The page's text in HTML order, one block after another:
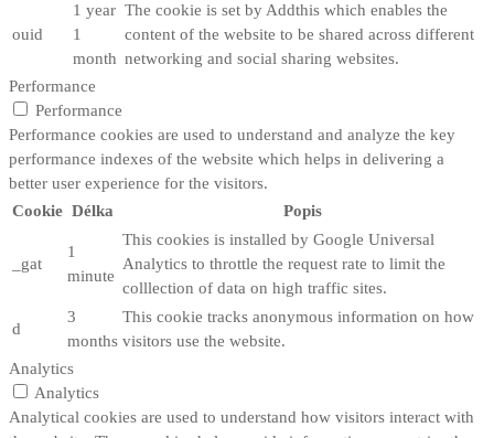
ouid
1 year
1
month
The cookie is set by Addthis which enables the
content of the website to be shared across different
networking and social sharing websites.
Performance
Performance
Performance cookies are used to understand and analyze the key
performance indexes of the website which helps in delivering a
better user experience for the visitors.
Cookie Délka Popis
_gat
1
minute
This cookies is installed by Google Universal
Analytics to throttle the request rate to limit the
colllection of data on high traffic sites.
d
3
months
This cookie tracks anonymous information on how
visitors use the website.
Analytics
Analytics
Analytical cookies are used to understand how visitors interact with